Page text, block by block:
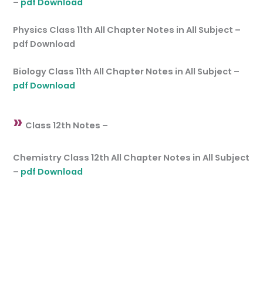
Physics Class 11th All Chapter Notes in All Subject –
pdf Download
Biology Class 11th All Chapter Notes in All Subject –
pdf Download
» Class 12th Notes –
Chemistry Class 12th All Chapter Notes in All Subject
– pdf Download